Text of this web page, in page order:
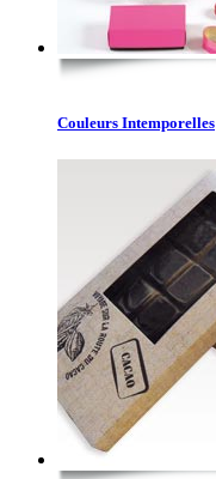
Couleurs Intemporelles